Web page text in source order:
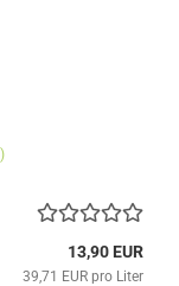
13,90 EUR
39,71 EUR pro Liter